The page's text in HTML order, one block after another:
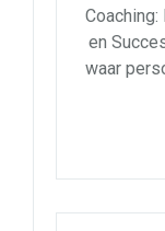
en
waar